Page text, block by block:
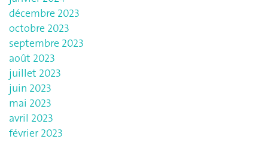
décembre 2023
octobre 2023
septembre 2023
août 2023
juillet 2023
juin 2023
mai 2023
avril 2023
février 2023